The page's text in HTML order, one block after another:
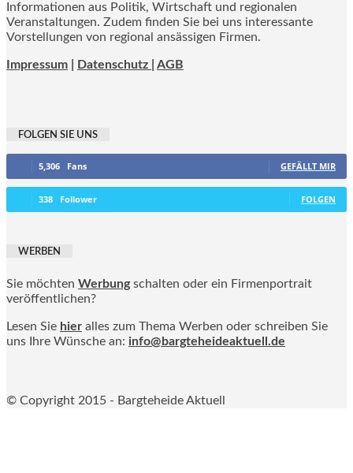
Informationen aus Politik, Wirtschaft und regionalen
Veranstaltungen. Zudem finden Sie bei uns interessante
Vorstellungen von regional ansässigen Firmen.
Impressum Datenschutz | AGB
FOLGEN SIE UNS
5,306 Fans GEFÄLLT MIR
338 Follower FOLGEN
WERBEN
Sie möchten Werbung schalten oder ein Firmenportrait
veröffentlichen?
Lesen Sie hier alles zum Thema Werben oder schreiben Sie
uns Ihre Wünsche an: info@bargteheideaktuell.de
© Copyright 2015 - Bargteheide Aktuell